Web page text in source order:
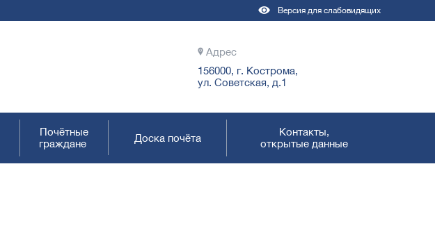
Версия для слабовидящих
Адрес
156000, г. Кострома,
ул. Советская, д.1
Почётные
граждане
Доска почёта
Контакты,
открытые данные